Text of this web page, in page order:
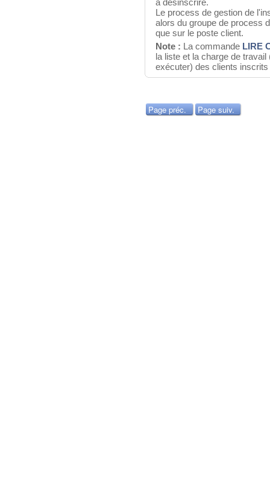
Le process de gestion de
alors du groupe de process
que sur le poste client.
Note : La commande LIRE
la liste et la charge de
exécuter) des clients
Page préc. Page suiv.